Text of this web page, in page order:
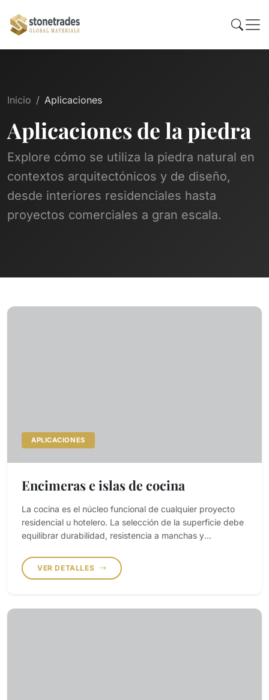
Inicio Aplicaciones
Aplicaciones de la piedra
Explore cómo se utiliza la piedra natural en
contextos arquitectónicos y de diseño,
desde interiores residenciales hasta
proyectos comerciales a gran escala.
APLICACIONES
Encimeras e islas de cocina
La cocina es el núcleo funcional de cualquier proyecto
residencial u hotelero. La selección de la superficie debe
equilibrar durabilidad, resistencia a manchas y
Recomendamos cuarzo, granito y piedra sinterizada para
zonas de uso intensivo según presupuesto y fabricación.
VER DETALLES